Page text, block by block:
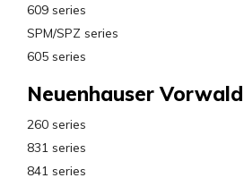
609 series
SPM/SPZ series
605 series
Neuenhauser
260 series
831 series
841 series